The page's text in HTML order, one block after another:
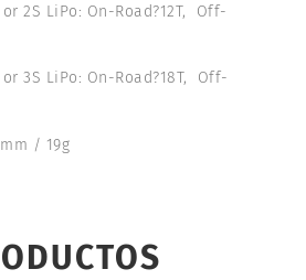
2S LiPo: On-Road?12T, Off-
3S LiPo: On-Road?18T, Off-
/ 19g